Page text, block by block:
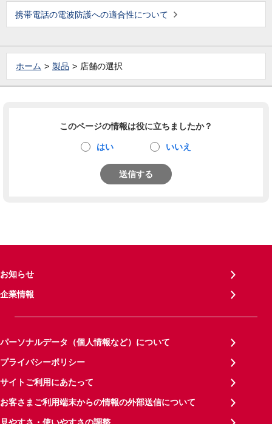
携帯電話の電波防護への適合性について
ホーム 製品 店舗の選択
このページの情報は役に立ちましたか？
はい いいえ
送信する
お知らせ
企業情報
パーソナルデータ（個人情報など）について
プライバシーポリシー
サイトご利用にあたって
お客さまご利用端末からの情報の外部送信について